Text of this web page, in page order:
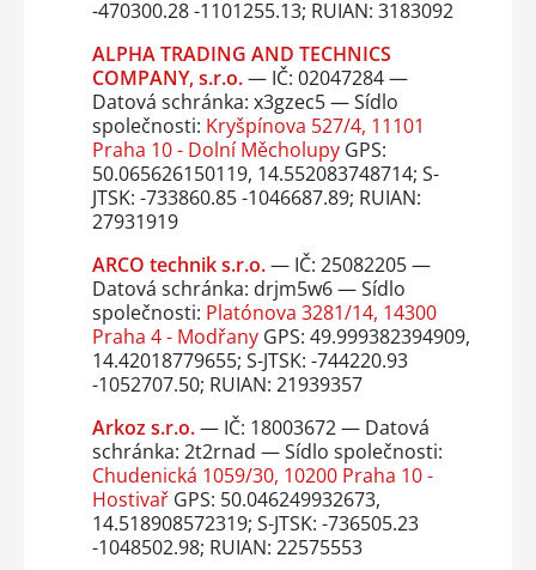
-470300.28 -1101255.13; RUIAN: 3183092
ALPHA TRADING AND TECHNICS
COMPANY, s.r.o.— IČ: 02047284 —
Datová schránka: x3gzec5 — Sídlo
společnosti: Kryšpínova 527/4, 11101
Praha 10 - Dolní MěcholupyGPS:
50.065626150119, 14.552083748714; S-
JTSK: -733860.85 -1046687.89; RUIAN:
27931919
ARCO technik s.r.o.— IČ: 25082205 —
Datová schránka: drjm5w6 — Sídlo
společnosti: Platónova 3281/14, 14300
Praha 4 - ModřanyGPS: 49.999382394909,
14.42018779655; S-JTSK: -744220.93
-1052707.50; RUIAN: 21939357
Arkoz s.r.o.— IČ: 18003672 — Datová
schránka: 2t2rnad — Sídlo společnosti:
Chudenická 1059/30, 10200 Praha 10 -
HostivařGPS: 50.046249932673,
14.518908572319; S-JTSK: -736505.23
-1048502.98; RUIAN: 22575553